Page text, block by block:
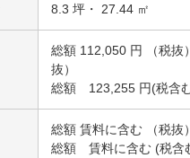
8.3 坪・ 27.44 ㎡
総額 112,050 円 （税抜
抜）
総額 123,255 円(税含
総額 賃料に含む （税抜
総額 賃料に含む (税含